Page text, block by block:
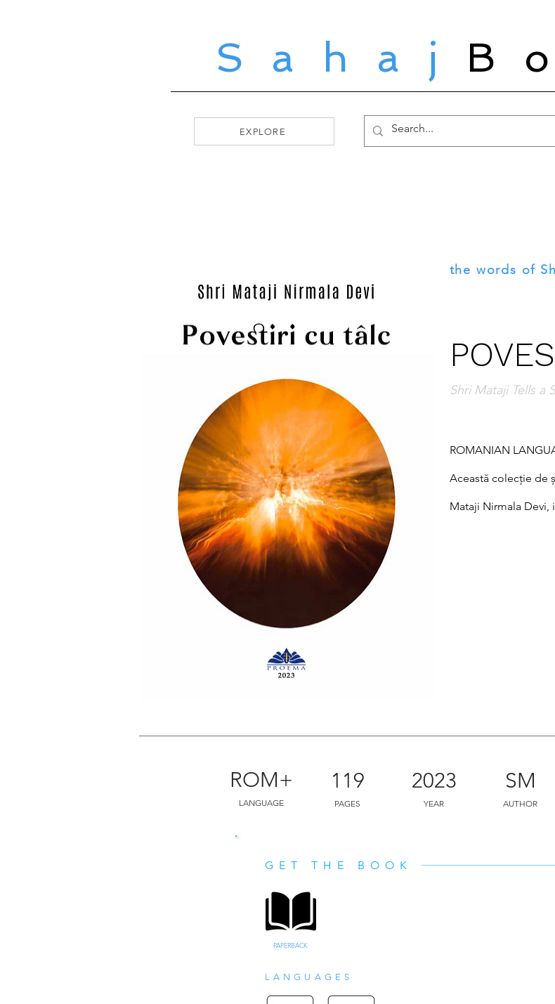
Sahaj
EXPLORE
the words of
Shri Mataji Tells a
ROMANIAN
Această colecție de
Mataji Nirmala Devi,
ROM+
LANGUAGE
119
PAGES
2023
YEAR
SM
AUTHOR
GET THE BOOK
PAPERBACK
LANGUAGES